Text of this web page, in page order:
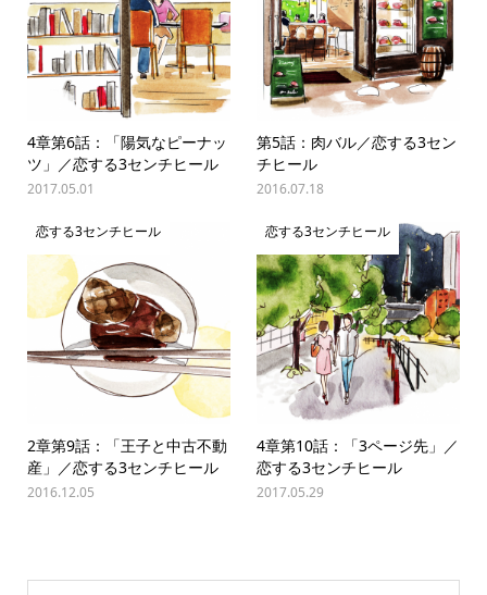
4章第6話：「陽気なピーナッ
ツ」／恋する3センチヒール
2017.05.01
第5話：肉バル／恋する3セン
チヒール
2016.07.18
恋する3センチヒール
2章第9話：「王子と中古不動
産」／恋する3センチヒール
2016.12.05
恋する3センチヒール
4章第10話：「3ページ先」／
恋する3センチヒール
2017.05.29